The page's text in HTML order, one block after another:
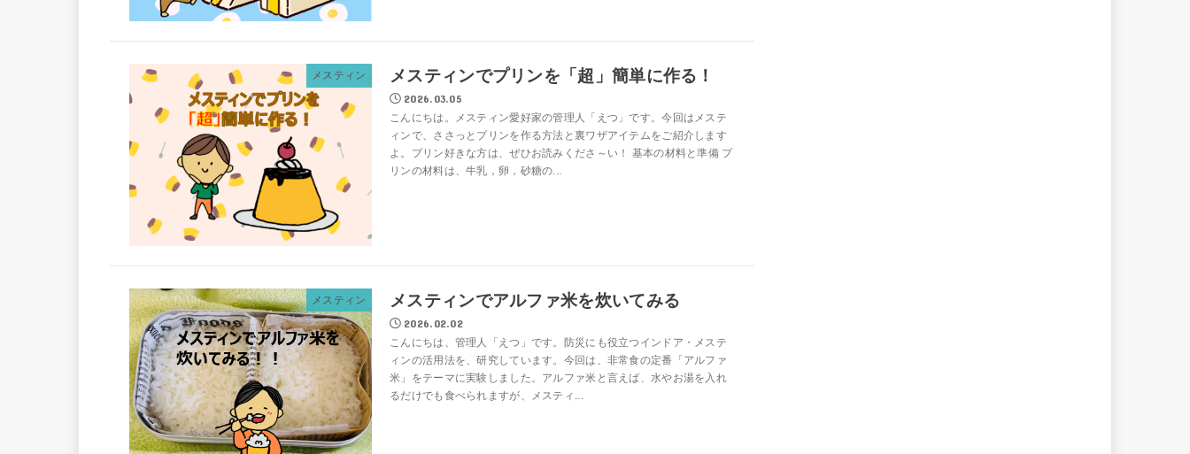
メスティン メスティンでプリンを「超」簡単に作る！
2026.03.05
こんにちは。メスティン愛好家の管理人「えつ」です。今回はメステ
ィンで、ささっとプリンを作る方法と裏ワザアイテムをご紹介します
よ。プリン好きな方は、ぜひお読みくださ～い！ 基本の材料と準備 プ
リンの材料は、牛乳，卵，砂糖の...
メスティン メスティンでアルファ米を炊いてみる
2026.02.02
こんにちは、管理人「えつ」です。防災にも役立つインドア・メステ
ィンの活用法を、研究しています。今回は、非常食の定番「アルファ
米」をテーマに実験しました。アルファ米と言えば、水やお湯を入れ
るだけでも食べられますが、メスティ...